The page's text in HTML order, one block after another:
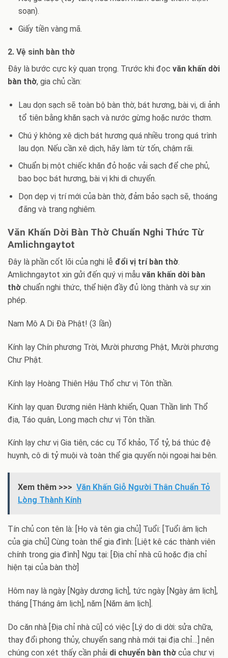
soạn).
Giấy tiền vàng mã.
2. Vệ sinh bàn thờ
Đây là bước cực kỳ quan trọng. Trước khi đọc văn khấn dời
bàn thờ, gia chủ cần:
Lau dọn sạch sẽ toàn bộ bàn thờ, bát hương, bài vị, di ảnh
tổ tiên bằng khăn sạch và nước gừng hoặc nước thơm.
Chú ý không xê dịch bát hương quá nhiều trong quá trình
lau dọn. Nếu cần xê dịch, hãy làm từ tốn, chậm rãi.
Chuẩn bị một chiếc khăn đỏ hoặc vải sạch để che phủ,
bao bọc bát hương, bài vị khi di chuyển.
Dọn dẹp vị trí mới của bàn thờ, đảm bảo sạch sẽ, thoáng
đãng và trang nghiêm.
Văn Khấn Dời Bàn Thờ Chuẩn Nghi Thức Từ
Amlichngaytot
Đây là phần cốt lõi của nghi lễ đổi vị trí bàn thờ.
Amlichngaytot xin gửi đến quý vị mẫu văn khấn dời bàn
thờ chuẩn nghi thức, thể hiện đầy đủ lòng thành và sự xin
phép.
Nam Mô A Di Đà Phật! (3 lần)
Kính lạy Chín phương Trời, Mười phương Phật, Mười phương
Chư Phật.
Kính lạy Hoàng Thiên Hậu Thổ chư vị Tôn thần.
Kính lạy quan Đương niên Hành khiển, Quan Thần linh Thổ
địa, Táo quân, Long mạch chư vị Tôn thần.
Kính lạy chư vị Gia tiên, các cụ Tổ khảo, Tổ tỷ, bá thúc đệ
huynh, cô di tỷ muội và toàn thể gia quyến nội ngoại hai bên.
Xem thêm >>> Văn Khấn Giỗ Người Thân Chuẩn Tỏ
Lòng Thành Kính
Tín chủ con tên là: [Họ và tên gia chủ] Tuổi: [Tuổi âm lịch
của gia chủ] Cùng toàn thể gia đình: [Liệt kê các thành viên
chính trong gia đình] Ngụ tại: [Địa chỉ nhà cũ hoặc địa chỉ
hiện tại của bàn thờ]
Hôm nay là ngày [Ngày dương lịch], tức ngày [Ngày âm lịch],
tháng [Tháng âm lịch], năm [Năm âm lịch].
Do căn nhà [Địa chỉ nhà cũ] có việc [Lý do di dời: sửa chữa,
thay đổi phong thủy, chuyển sang nhà mới tại địa chỉ…] nên
chúng con xét thấy cần phải di chuyển bàn thờ của chư vị